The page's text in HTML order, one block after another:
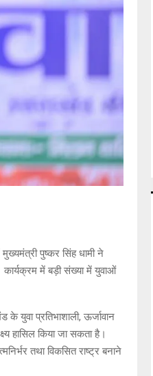
पुष्कर सिंह धामी ने
में बड़ी संख्या में युवाओं
युवा प्रतिभाशाली, ऊर्जावान
हासिल किया जा सकता है।
तथा विकसित राष्ट्र बनाने